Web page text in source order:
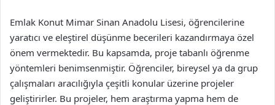
Emlak Konut Mimar Sinan Anadolu Lisesi, öğrencilerine
yaratıcı ve eleştirel düşünme becerileri kazandırmaya özel
önem vermektedir. Bu kapsamda, proje tabanlı öğrenme
yöntemleri benimsenmiştir. Öğrenciler, bireysel ya da grup
çalışmaları aracılığıyla çeşitli konular üzerine projeler
geliştirirler. Bu projeler, hem araştırma yapma hem de